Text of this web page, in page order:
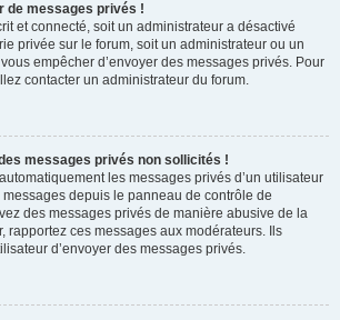
de messages privés !
et connecté, soit un administrateur a désactivé
privée sur le forum, soit un administrateur ou un
empêcher d’envoyer des messages privés. Pour
contacter un administrateur du forum.
messages privés non sollicités !
les messages privés d’un utilisateur
depuis le panneau de contrôle de
des messages privés de manière abusive de la
rapportez ces messages aux modérateurs. Ils
d’envoyer des messages privés.